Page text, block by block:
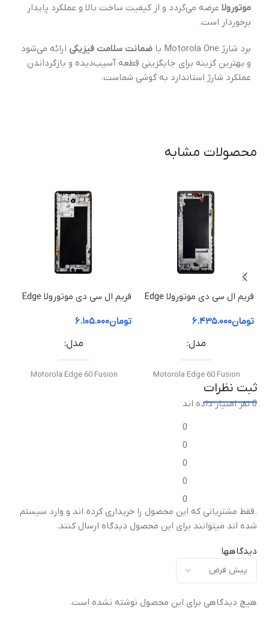
موتورولا عرضه می‌گردد و از کیفیت ساخت بالا و عملکرد پایدار
برخوردار است.
برد شارژ Motorola One با ضمانت سلامت فیزیکی ارائه می‌شود
و بهترین گزینه برای جایگزینی قطعه آسیب‌دیده و بازگرداندن
عملکرد شارژ استاندارد به گوشی شماست.
محصولات مشابه
فریم ال سی دی موتورولا Edge
تومان۶.۴۳۵.۰۰۰
مدل
Motorola Edge 60 Fusion
نوع قطعه
فریم ال‌سی‌دی / قاب میانی
تعویض قاب میانی آسیب‌دیده
یا شکسته
کیفیت ساخت
اورجینال (Original Equipment
فریم ال سی دی موتورولا Edge
تومان۶.۱۰۵.۰۰۰
مدل
Motorola Edge 60 Fusion
یا شکسته
ثبت نظرات
0 نفر امتیاز داده اند
0
0
0
0
0
دیدگاهها
هیچ دیدگاهی برای این محصول نوشته نشده است.
.فقط مشتریانی که این محصول را خریداری کرده اند و وارد سیستم
شده اند میتوانند برای این محصول دیدگاه ارسال کنند.